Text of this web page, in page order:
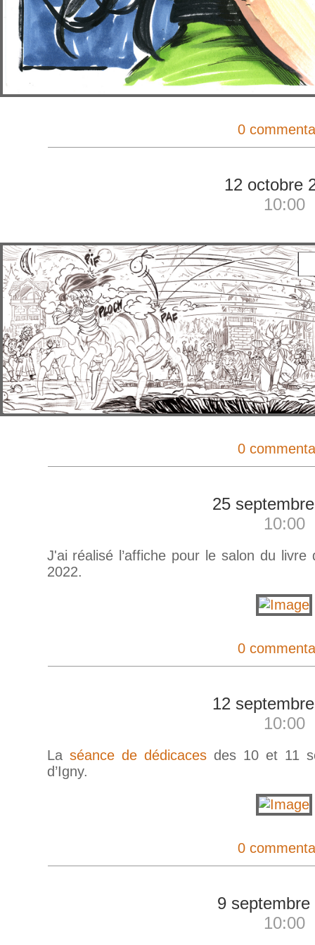
0
12 octobre
10:00
0
25
10:00
J'ai réalisé l’affiche pour le salon du
2022.
0
12
10:00
La séance de dédicacesdes 10 et 11
d’Igny.
0
9 septembre
10:00